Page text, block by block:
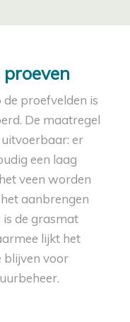
proeven
proefvelden is
De maatregel
er
een laag
veen worden
aanbrengen
de grasmat
lijkt het
blijven voor